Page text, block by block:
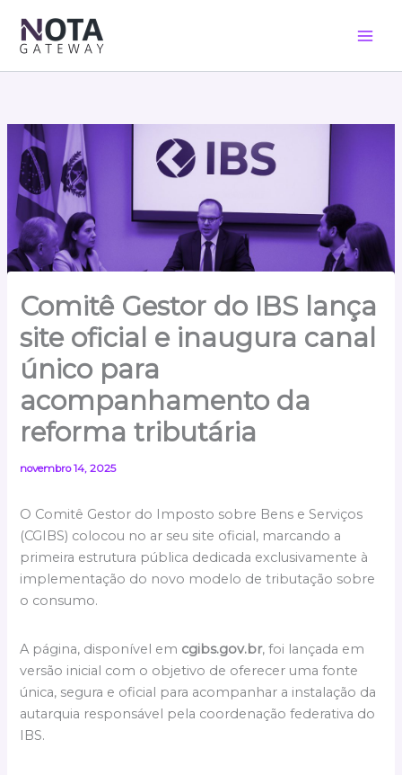
para
conteúdo
Comitê Gestor do IBS lança
site oficial e inaugura canal
único para
acompanhamento da
reforma tributária
novembro 14, 2025
O Comitê Gestor do Imposto sobre Bens e Serviços
(CGIBS) colocou no ar seu site oficial, marcando a
primeira estrutura pública dedicada exclusivamente à
implementação do novo modelo de tributação sobre
o consumo.
A página, disponível em cgibs.gov.br, foi lançada em
versão inicial com o objetivo de oferecer uma fonte
única, segura e oficial para acompanhar a instalação da
autarquia responsável pela coordenação federativa do
IBS.